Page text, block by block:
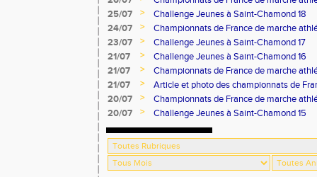
25/07
>
Challenge Jeunes à Saint-Chamond 18
24/07
>
Championnats de France de marche
23/07
>
Challenge Jeunes à Saint-Chamond 17
21/07
>
Challenge Jeunes à Saint-Chamond 16
21/07
>
Championnats de France de marche
21/07
>
Article et photo des championnats de
Progrès
20/07 >
Championnats de France de marche
20/07
> Challenge Jeunes à Saint-Chamond 15